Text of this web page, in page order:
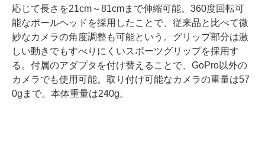
応じて長さを21cm～81cmまで伸縮可能。360度回転可
能なポールヘッドを採用したことで、従来品と比べて微
妙なカメラの角度調整も可能という。グリップ部分は激
しい動きでもすべりにくいスポーツグリップを採用す
る。付属のアダプタを付け替えることで、GoPro以外の
カメラでも使用可能。取り付け可能なカメラの重量は57
0gまで。本体重量は240g。